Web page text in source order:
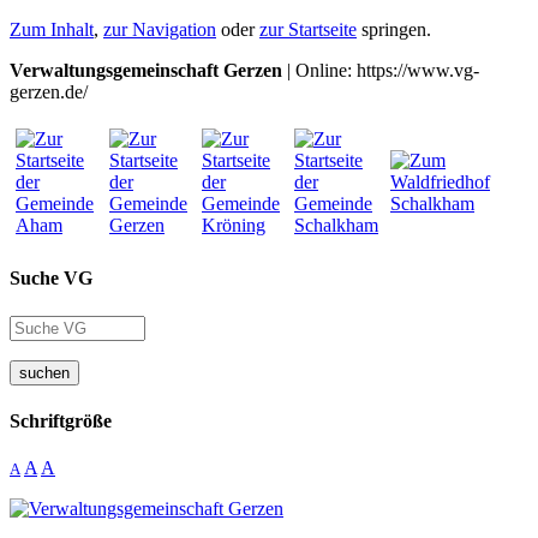
Zum Inhalt, zur Navigation oderzur Startseite springen.
Verwaltungsgemeinschaft Gerzen | Online: https://www.vg-
gerzen.de/
Suche VG
suchen
Schriftgröße
A A A